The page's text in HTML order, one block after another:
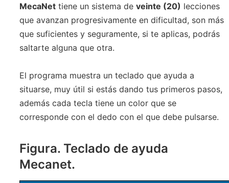
MecaNet tiene un sistema de veinte (20) lecciones
que avanzan progresivamente en dificultad, son más
que suficientes y seguramente, si te aplicas, podrás
saltarte alguna que otra.
El programa muestra un teclado que ayuda a
situarse, muy útil si estás dando tus primeros pasos,
además cada tecla tiene un color que se
corresponde con el dedo con el que debe pulsarse.
Figura. Teclado de ayuda
Mecanet.